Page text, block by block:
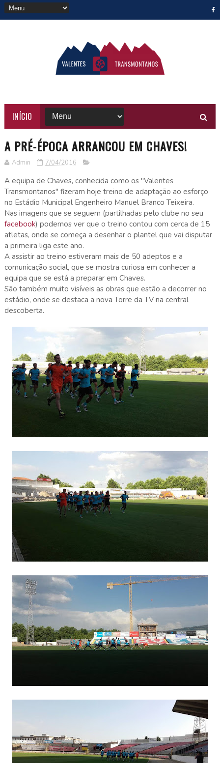
INÍCIO
A PRÉ-ÉPOCA ARRANCOU EM CHAVES!
Admin 7/04/2016
A equipa de Chaves, conhecida como os "Valentes
Transmontanos" fizeram hoje treino de adaptação ao esforço
no Estádio Municipal Engenheiro Manuel Branco Teixeira.
Nas imagens que se seguem (partilhadas pelo clube no seu
facebook) podemos ver que o treino contou com cerca de 15
atletas, onde se começa a desenhar o plantel que vai disputar
a primeira liga este ano.
A assistir ao treino estiveram mais de 50 adeptos e a
comunicação social, que se mostra curiosa em conhecer a
equipa que se está a preparar em Chaves.
São também muito visíveis as obras que estão a decorrer no
estádio, onde se destaca a nova Torre da TV na central
descoberta.